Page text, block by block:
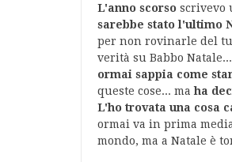
L'anno scorso scrivevo
sarebbe stato l'ultimo
per non rovinarle del
verità su Babbo
ormai sappia come
queste cose... maha
L'ho trovata una cosa
ormai va in prima
mondo, ma a Natale è